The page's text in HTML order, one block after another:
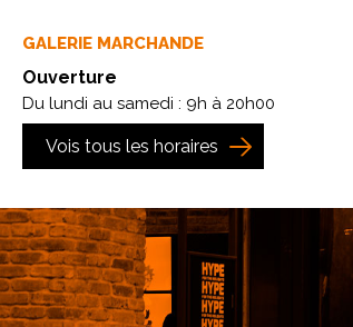
GALERIE MARCHANDE
Ouverture
Du lundi au samedi : 9h à 20h00
Vois tous les horaires